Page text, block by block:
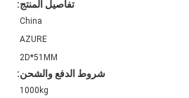
تفاصيل المنتج:
China
AZURE
2D*51MM
شروط الدفع والشحن:
1000kg